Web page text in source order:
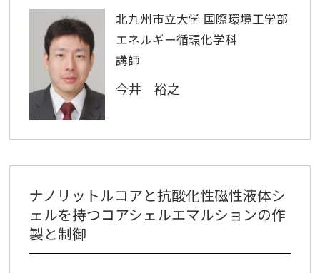
北九州市立大学 国際環境工学部
エネルギー循環化学科
講師
今井 裕之
ナノリットルコアと抗酸化性磁性液体シ
ェルを持つコアシェルエマルションの作
製と制御